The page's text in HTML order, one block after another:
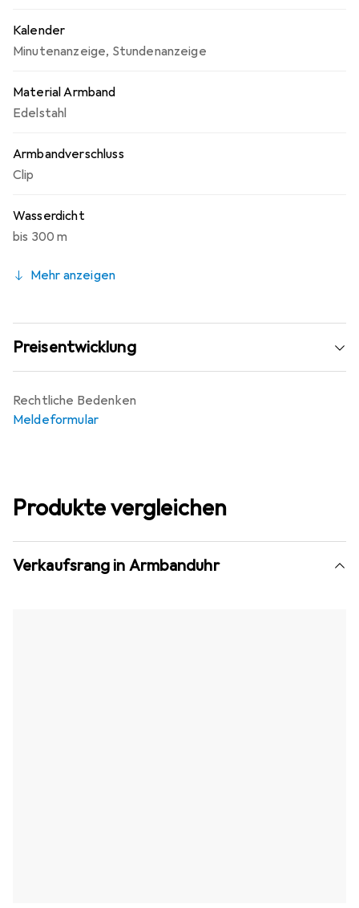
Kalender
Minutenanzeige, Stundenanzeige
Material Armband
Edelstahl
Armbandverschluss
Clip
Wasserdicht
bis 300 m
Mehr anzeigen
Preisentwicklung
Rechtliche Bedenken
Meldeformular
Produkte vergleichen
Verkaufsrang in Armbanduhr